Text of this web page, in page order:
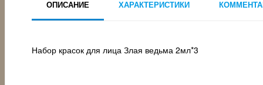
ОПИСАНИЕ ХАРАКТЕРИСТИКИ
Набор красок для лица Злая ведьма 2мл*3